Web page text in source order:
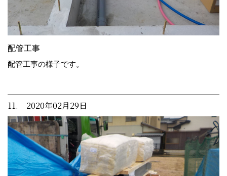
配管工事
配管工事の様子です。
11. 2020年02月29日